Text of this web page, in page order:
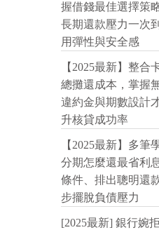
握借錢最佳選擇策
長期還款壓力一次
用彈性與安全感
【2025最新】整合
總攤還成本，掌握
違約金與期數設計
升核貸成功率
【2025最新】多筆
分期怎麼還最省利
條件、排出聰明還
步擺脫負債壓力
[2025最新] 銀行婉